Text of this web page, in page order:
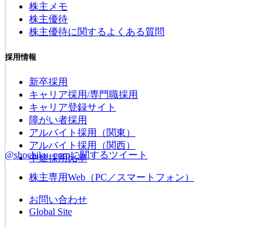
株主メモ
株主優待
株主優待に関するよくある質問
採用情報
新卒採用
キャリア採用/専門職採用
キャリア登録サイト
障がい者採用
アルバイト採用（関東）
アルバイト採用（関西）
中途採用比率
@shochiku_corpに関するツイート
株主専用Web（PC／スマートフォン）
お問い合わせ
Global Site